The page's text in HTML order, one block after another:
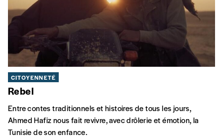
CITOYENNETÉ
Rebel
Entre contes traditionnels et histoires de tous les jours,
Ahmed Hafiz nous fait revivre, avec drôlerie et émotion, la
Tunisie de son enfance.